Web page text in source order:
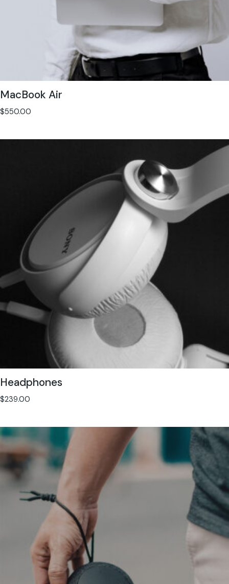
MacBook Air
$550.00
Headphones
$239.00